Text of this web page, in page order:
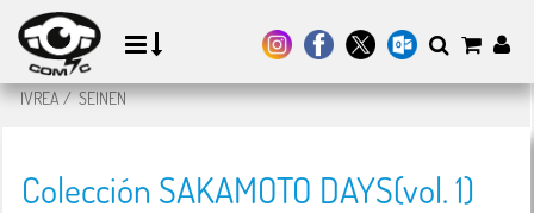
IVREA/SEINEN
Colección SAKAMOTO DAYS(vol. 1)